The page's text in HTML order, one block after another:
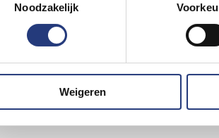
Noodzakelijk
Weigeren